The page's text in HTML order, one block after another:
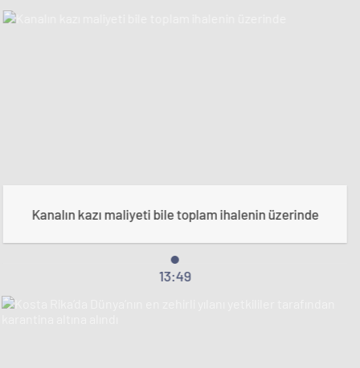
Kanalın kazı maliyeti bile toplam ihalenin üzerinde
13:49